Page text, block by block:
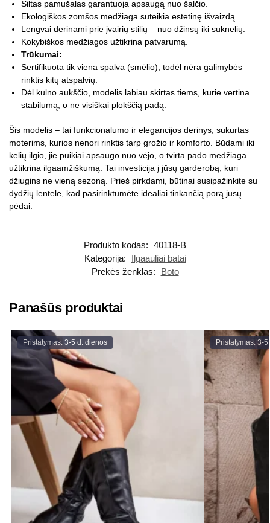
Šiltas pamušalas garantuoja apsaugą nuo šalčio.
Ekologiškos zomšos medžiaga suteikia estetinę išvaizdą.
Lengvai derinami prie įvairių stilių – nuo džinsų iki suknelių.
Kokybiškos medžiagos užtikrina patvarumą.
Trūkumai:
Sertifikuota tik viena spalva (smėlio), todėl nėra galimybės
rinktis kitų atspalvių.
Dėl kulno aukščio, modelis labiau skirtas tiems, kurie vertina
stabilumą, o ne visiškai plokščią padą.
Šis modelis – tai funkcionalumo ir elegancijos derinys, sukurtas
moterims, kurios nenori rinktis tarp grožio ir komforto. Būdami iki
kelių ilgio, jie puikiai apsaugo nuo vėjo, o tvirta pado medžiaga
užtikrina ilgaamžiškumą. Tai investicija į jūsų garderobą, kuri
džiugins ne vieną sezoną. Prieš pirkdami, būtinai susipažinkite su
dydžių lentele, kad pasirinktumėte idealiai tinkančią porą jūsų
pėdai.
Produkto kodas: 40118-B
Kategorija:
Ilgaauliai batai
Prekės ženklas:
Boto
Panašūs produktai
Pristatymas: 3-5 d. dienos Pristatymas: 3-